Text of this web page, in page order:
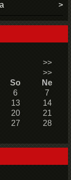
>>
>>
So
Ne
6
7
13
14
20
21
27
28